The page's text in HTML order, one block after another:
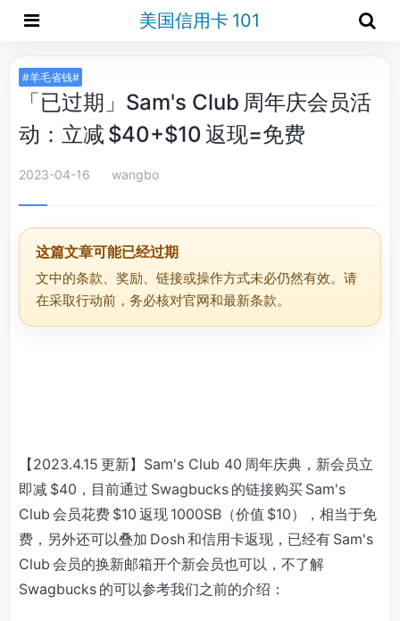
美国信用卡 101
#羊毛省钱#
「已过期」Sam's Club 周年庆会员活
动：立减 $40+$10 返现=免费
2023-04-16 wangbo
这篇文章可能已经过期
文中的条款、奖励、链接或操作方式未必仍然有效。请
在采取行动前，务必核对官网和最新条款。
【2023.4.15 更新】Sam's Club 40 周年庆典，新会员立
即减 $40，目前通过 Swagbucks 的链接购买 Sam's
Club 会员花费 $10 返现 1000SB（价值 $10），相当于免
费，另外还可以叠加 Dosh 和信用卡返现，已经有 Sam's
Club 会员的换新邮箱开个新会员也可以，不了解
Swagbucks 的可以参考我们之前的介绍：